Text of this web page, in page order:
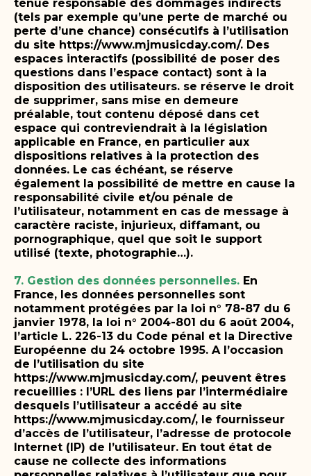
tenue responsable des dommages indirects
(tels par exemple qu’une perte de marché ou
perte d’une chance) consécutifs à l’utilisation
du site https://www.mjmusicday.com/. Des
espaces interactifs (possibilité de poser des
questions dans l’espace contact) sont à la
disposition des utilisateurs. se réserve le droit
de supprimer, sans mise en demeure
préalable, tout contenu déposé dans cet
espace qui contreviendrait à la législation
applicable en France, en particulier aux
dispositions relatives à la protection des
données. Le cas échéant, se réserve
également la possibilité de mettre en cause la
responsabilité civile et/ou pénale de
l’utilisateur, notamment en cas de message à
caractère raciste, injurieux, diffamant, ou
pornographique, quel que soit le support
utilisé (texte, photographie…).
7. Gestion des données personnelles. En
France, les données personnelles sont
notamment protégées par la loi n° 78-87 du 6
janvier 1978, la loi n° 2004-801 du 6 août 2004,
l’article L. 226-13 du Code pénal et la Directive
Européenne du 24 octobre 1995. A l’occasion
de l’utilisation du site
https://www.mjmusicday.com/, peuvent êtres
recueillies : l’URL des liens par l’intermédiaire
desquels l’utilisateur a accédé au site
https://www.mjmusicday.com/, le fournisseur
d’accès de l’utilisateur, l’adresse de protocole
Internet (IP) de l’utilisateur. En tout état de
cause ne collecte des informations